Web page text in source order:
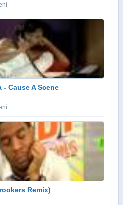
- Cause A Scene
Remix)